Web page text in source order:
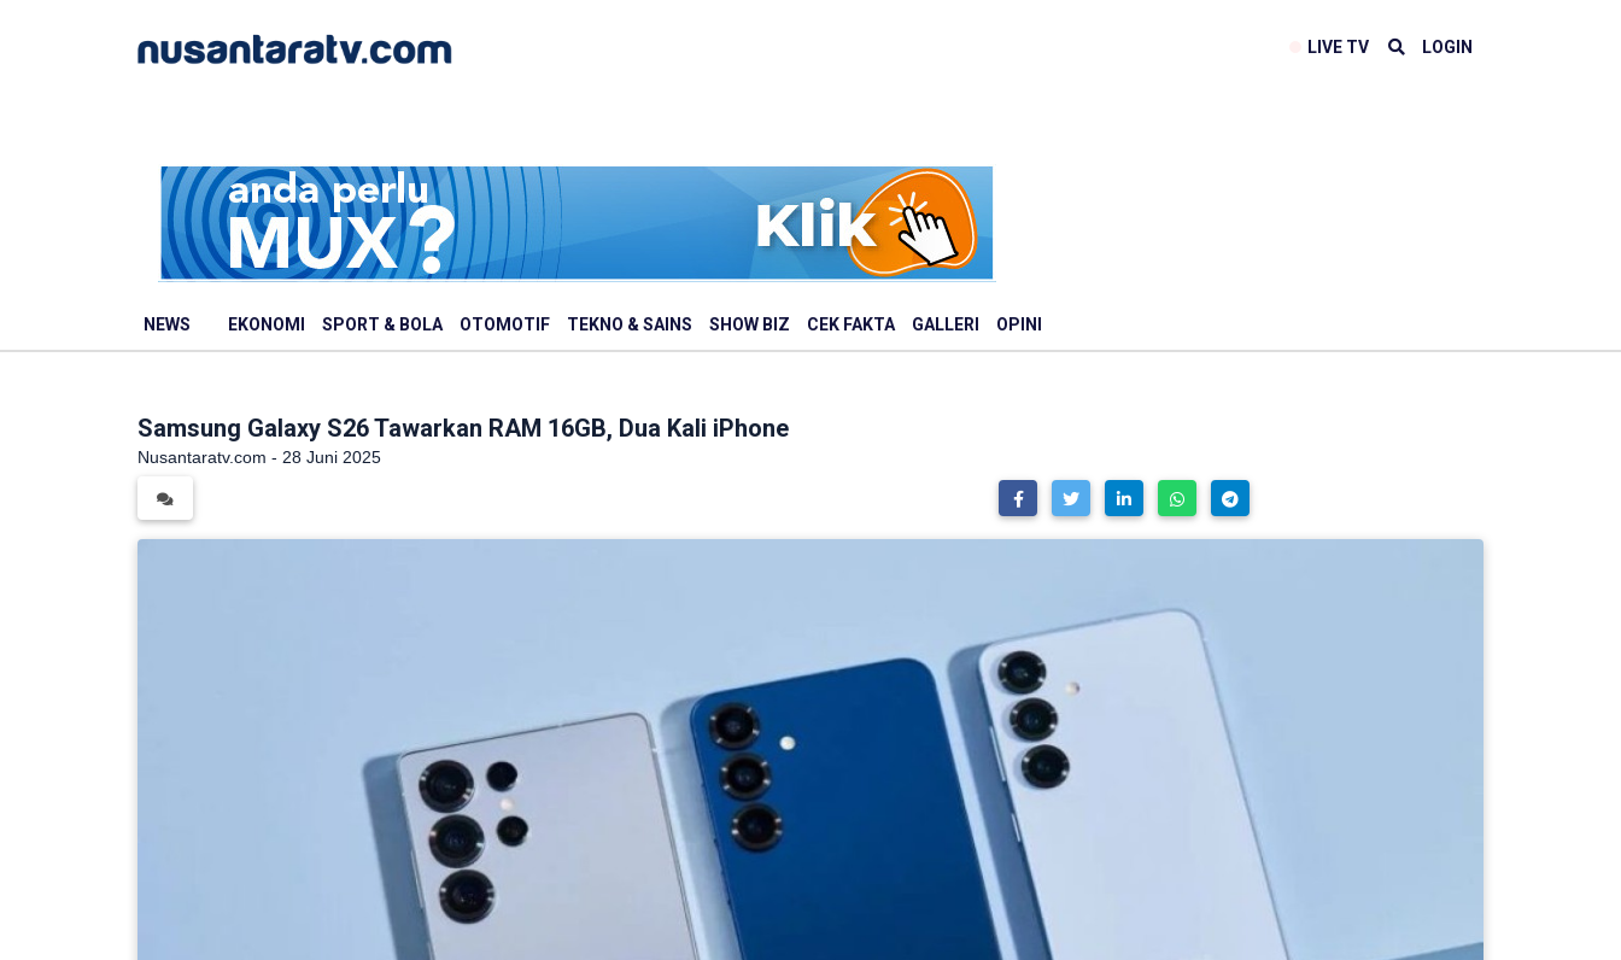
LIVE TV LOGIN
NEWS EKONOMI SPORT & BOLA OTOMOTIF TEKNO & SAINS SHOW BIZ CEK FAKTA GALLERI OPINI
Samsung Galaxy S26 Tawarkan RAM 16GB, Dua Kali iPhone
Nusantaratv.com - 28 Juni 2025